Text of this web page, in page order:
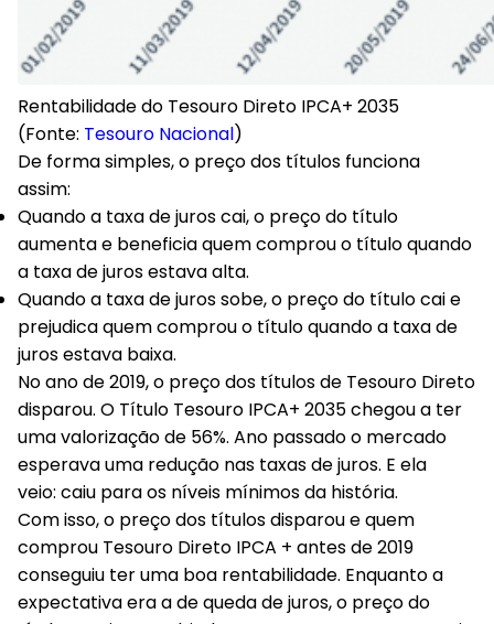
Rentabilidade do Tesouro Direto IPCA+ 2035
(Fonte: Tesouro Nacional)
De forma simples, o preço dos títulos funciona
assim:
Quando a taxa de juros cai, o preço do título
aumenta e beneficia quem comprou o título quando
a taxa de juros estava alta.
Quando a taxa de juros sobe, o preço do título cai e
prejudica quem comprou o título quando a taxa de
juros estava baixa.
No ano de 2019, o preço dos títulos de Tesouro Direto
disparou. O Título Tesouro IPCA+ 2035 chegou a ter
uma valorização de 56%. Ano passado o mercado
esperava uma redução nas taxas de juros. E ela
veio: caiu para os níveis mínimos da história.
Com isso, o preço dos títulos disparou e quem
comprou Tesouro Direto IPCA + antes de 2019
conseguiu ter uma boa rentabilidade. Enquanto a
expectativa era a de queda de juros, o preço do